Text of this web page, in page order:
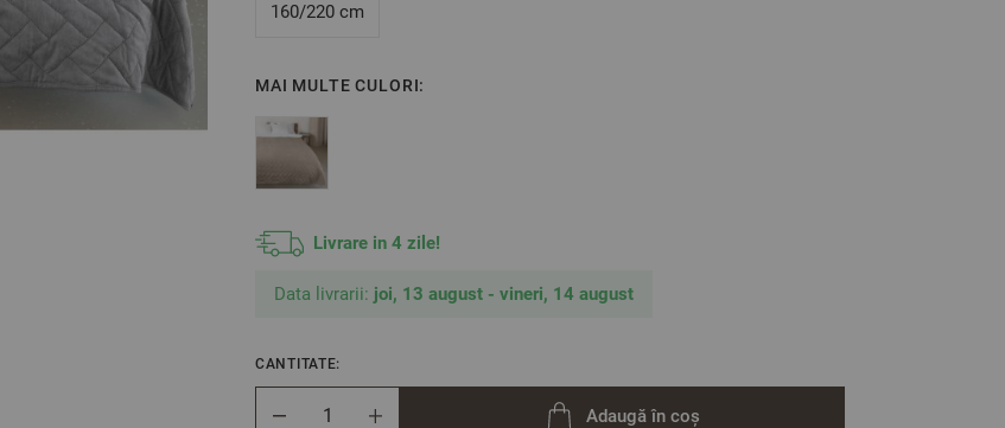
Protejează lenjeria de pat.
Material: 100% poliester
Culoare: Gri
Mărime: 240/260 cm
160/220 cm
MAI MULTE CULORI:
Livrare in 4 zile!
Data livrarii: joi, 13 august - vineri, 14 august
CANTITATE:
Adaugă în coș